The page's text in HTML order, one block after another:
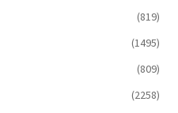
(819)
(1495)
(809)
(2258)